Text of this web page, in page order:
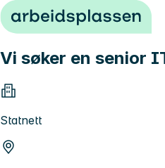
Hopp til innhold
Vi søker en senior
Statnett